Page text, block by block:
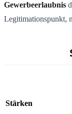
Gewerbeerlaubnis
Legitimationspunkt,
Stärken